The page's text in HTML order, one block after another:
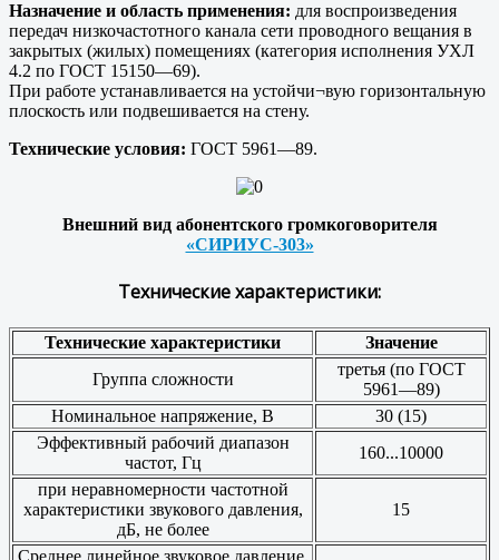
Назначение и область применения: для воспроизведения
передач низкочастотного канала сети проводного вещания в
закрытых (жилых) помещениях (категория исполнения УХЛ
4.2 по ГОСТ 15150—69).
При работе устанавливается на устойчи¬вую горизонтальную
плоскость или подвешивается на стену.
Технические условия: ГОСТ 5961—89.
Внешний вид абонентского громкоговорителя
«СИРИУС-303»
Технические характеристики:
Технические характеристики
Значение
Группа сложности
третья (по ГОСТ
5961—89)
Номинальное напряжение, В
30 (15)
Эффективный рабочий диапазон
частот, Гц
160...10000
при неравномерности частотной
характеристики звукового давления,
дБ, не более
15
Среднее линейное звуковое давление,